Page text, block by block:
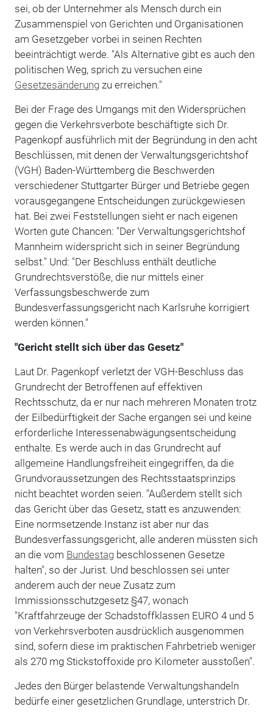
sei, ob der Unternehmer als Mensch durch ein
Zusammenspiel von Gerichten und Organisationen
am Gesetzgeber vorbei in seinen Rechten
beeinträchtigt werde. "Als Alternative gibt es auch den
politischen Weg, sprich zu versuchen eine
Gesetzesänderungzu erreichen."
Bei der Frage des Umgangs mit den Widersprüchen
gegen die Verkehrsverbote beschäftigte sich Dr.
Pagenkopf ausführlich mit der Begründung in den acht
Beschlüssen, mit denen der Verwaltungsgerichtshof
(VGH) Baden-Württemberg die Beschwerden
verschiedener Stuttgarter Bürger und Betriebe gegen
vorausgegangene Entscheidungen zurückgewiesen
hat. Bei zwei Feststellungen sieht er nach eigenen
Worten gute Chancen: "Der Verwaltungsgerichtshof
Mannheim widerspricht sich in seiner Begründung
selbst." Und: "Der Beschluss enthält deutliche
Grundrechtsverstöße, die nur mittels einer
Verfassungsbeschwerde zum
Bundesverfassungsgericht nach Karlsruhe korrigiert
werden können."
"Gericht stellt sich über das Gesetz"
Laut Dr. Pagenkopf verletzt der VGH-Beschluss das
Grundrecht der Betroffenen auf effektiven
Rechtsschutz, da er nur nach mehreren Monaten trotz
der Eilbedürftigkeit der Sache ergangen sei und keine
erforderliche Interessenabwägungsentscheidung
enthalte. Es werde auch in das Grundrecht auf
allgemeine Handlungsfreiheit eingegriffen, da die
Grundvoraussetzungen des Rechtsstaatsprinzips
nicht beachtet worden seien. "Außerdem stellt sich
das Gericht über das Gesetz, statt es anzuwenden:
Eine normsetzende Instanz ist aber nur das
Bundesverfassungsgericht, alle anderen müssten sich
an die vom Bundestagbeschlossenen Gesetze
halten", so der Jurist. Und beschlossen sei unter
anderem auch der neue Zusatz zum
Immissionsschutzgesetz §47, wonach
"Kraftfahrzeuge der Schadstoffklassen EURO 4 und 5
von Verkehrsverboten ausdrücklich ausgenommen
sind, sofern diese im praktischen Fahrbetrieb weniger
als 270 mg Stickstoffoxide pro Kilometer ausstoßen".
Jedes den Bürger belastende Verwaltungshandeln
bedürfe einer gesetzlichen Grundlage, unterstrich Dr.